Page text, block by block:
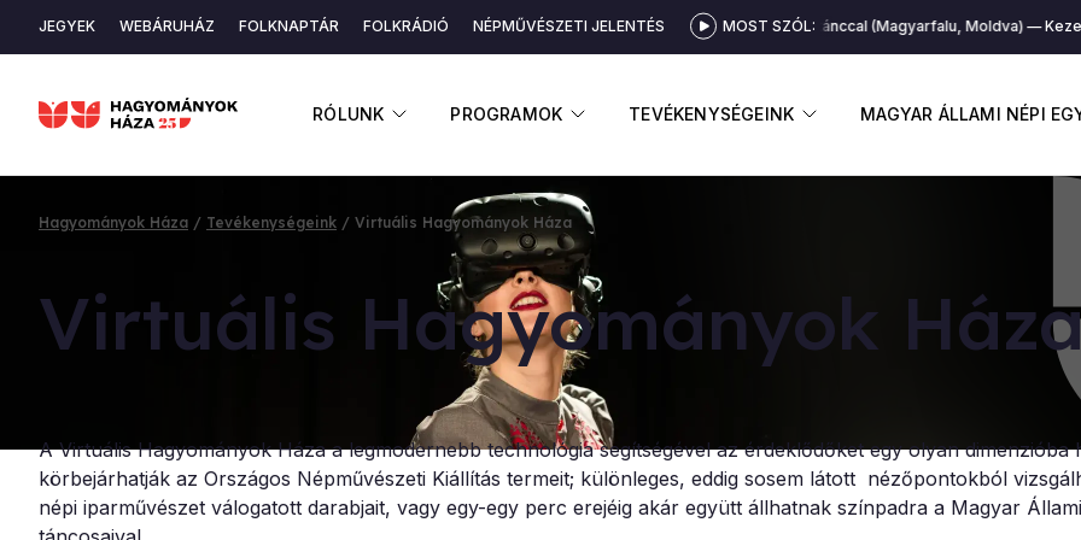
tartalomra
RÓLUNK ALMENÜ MEGNYITÁSA
PROGRAMOK ALMENÜ MEGNYITÁSA
TEVÉKENYSÉGEINK ALMENÜ MEGNYITÁSA
MAGYAR ÁLLAMI NÉPI
Másodlagos
JEGYEK WEBÁRUHÁZ FOLKNAPTÁR FOLKRÁDIÓ NÉPMŰVÉSZETI JELENTÉS MOST SZÓL:
Kezes tánccal (Magyarfalu, Moldva) Kezes
Hagyományok Háza Tevékenységeink Virtuális Hagyományok Háza
Vir­tu­á­lis Ha­gyo­má­nyok
A Virtuális Hagyományok Háza a legmodernebb technológia segítségével az érdeklődőket egy olyan dimenzióba
körbejárhatják az Országos Népművészeti Kiállítás termeit; különleges, eddig sosem látott nézőpontokból
népi iparművészet válogatott darabjait, vagy egy-egy perc erejéig akár együtt állhatnak színpadra a Magyar